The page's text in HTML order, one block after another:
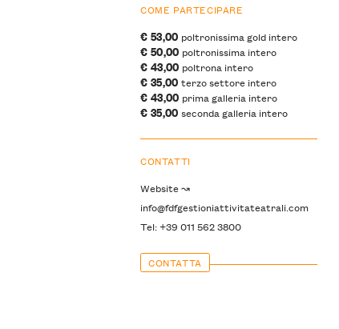
COME PARTECIPARE
€ 53,00 poltronissima gold intero
€ 50,00 poltronissima intero
€ 43,00 poltrona intero
€ 35,00 terzo settore intero
€ 43,00 prima galleria intero
€ 35,00 seconda galleria intero
CONTATTI
Website ↝
info@fdfgestioniattivitateatrali.com
Tel: +39 011 562 3800
CONTATTA